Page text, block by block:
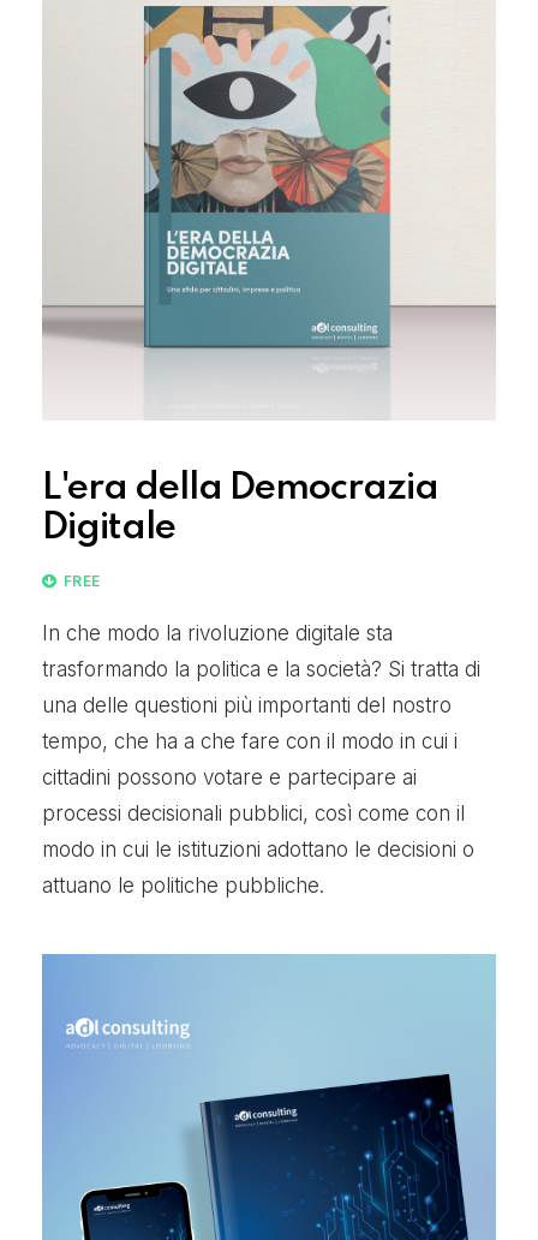
L'era della Democrazia
Digitale
FREE
In che modo la rivoluzione digitale sta
trasformando la politica e la società? Si tratta di
una delle questioni più importanti del nostro
tempo, che ha a che fare con il modo in cui i
cittadini possono votare e partecipare ai
processi decisionali pubblici, così come con il
modo in cui le istituzioni adottano le decisioni o
attuano le politiche pubbliche.